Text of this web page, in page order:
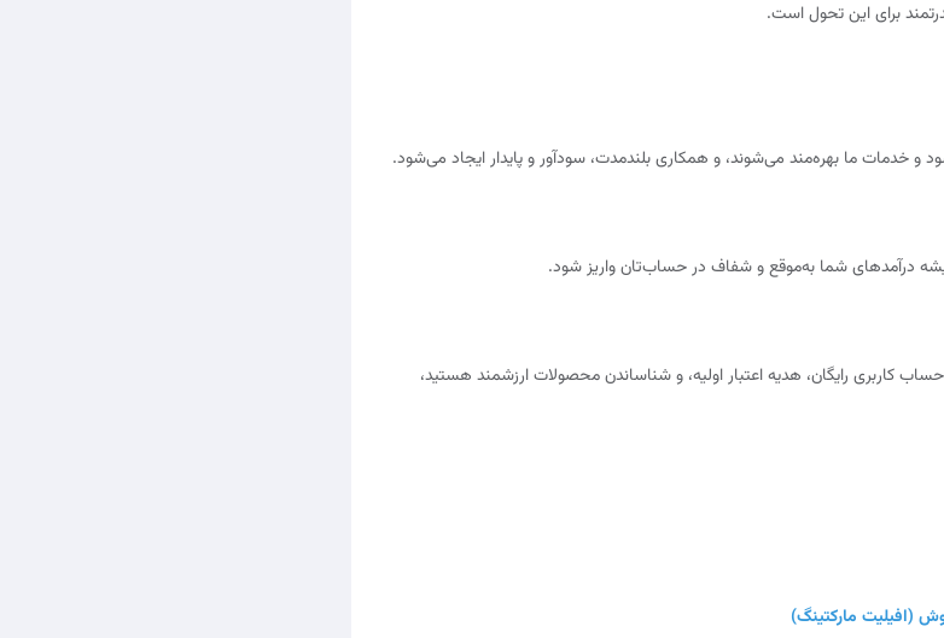
برای این تحول است.
و خدمات ما بهره‌مند می‌شوند، و همکاری بلندمدت، سودآور و پایدار ایجاد می‌شود.
درآمدهای شما به‌موقع و شفاف در حساب‌تان واریز شود.
کاربری رایگان، هدیه اعتبار اولیه، و شناساندن محصولات ارزشمند هستید،
(افیلیت مارکتینگ)